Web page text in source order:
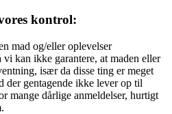
kontrol:
mad og/eller oplevelser
vi kan ikke garantere, at maden eller
især da disse ting er meget
der gentagende ikke lever op til
mange dårlige anmeldelser, hurtigt